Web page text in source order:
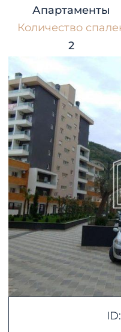
Апартаменты
Количество
2